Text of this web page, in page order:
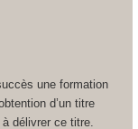
une formation
d’un titre
à délivrer ce titre.